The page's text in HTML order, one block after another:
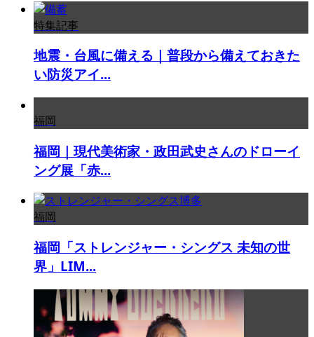
特集記事
地震・台風に備える｜普段から備えておきた
い防災アイ...
福岡
福岡｜現代美術家・政田武史さんのドローイ
ング展「赤...
福岡
福岡「ストレンジャー・シングス 未知の世
界」LIM...